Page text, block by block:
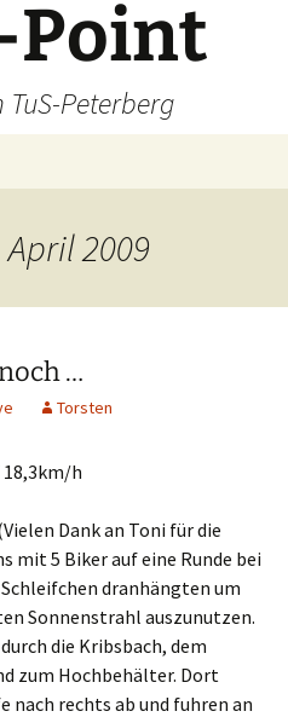
Point
Peterberg
2009
…
Torsten
h
Dank an Toni für die
mit 5 Biker auf eine Runde bei
dranhängten um
Sonnenstrahl auszunutzen.
die Kribsbach, dem
zum Hochbehälter. Dort
nach rechts ab und fuhren an